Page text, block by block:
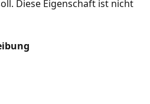
Diese Eigenschaft ist nicht